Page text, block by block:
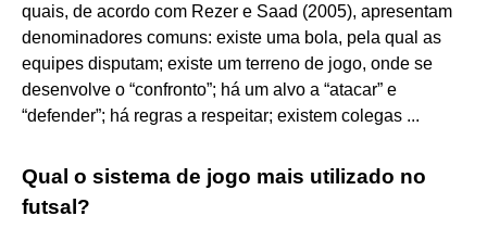
quais, de acordo com Rezer e Saad (2005), apresentam
denominadores comuns: existe uma bola, pela qual as
equipes disputam; existe um terreno de jogo, onde se
desenvolve o “confronto”; há um alvo a “atacar” e
“defender”; há regras a respeitar; existem colegas ...
Qual o sistema de jogo mais utilizado no
futsal?